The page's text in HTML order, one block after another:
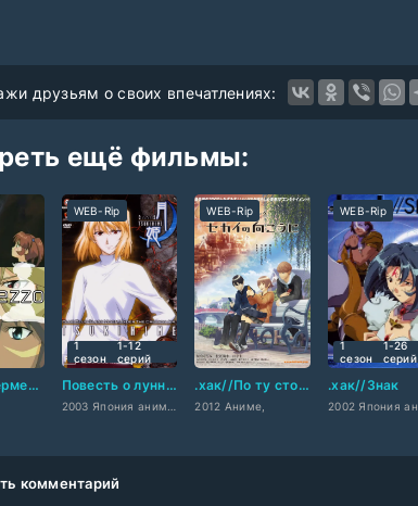
друзьям о своих впечатлениях:
ещё фильмы:
.хак//Интермедия Повесть о лунной принцессе
WEB-Rip
1
сезон
1-12
cерий
.хак//По ту сторону мира
2012 Аниме,
WEB-Rip
.хак//Знак
WEB-Rip
1
сезон
1-26
cерий
комментарий